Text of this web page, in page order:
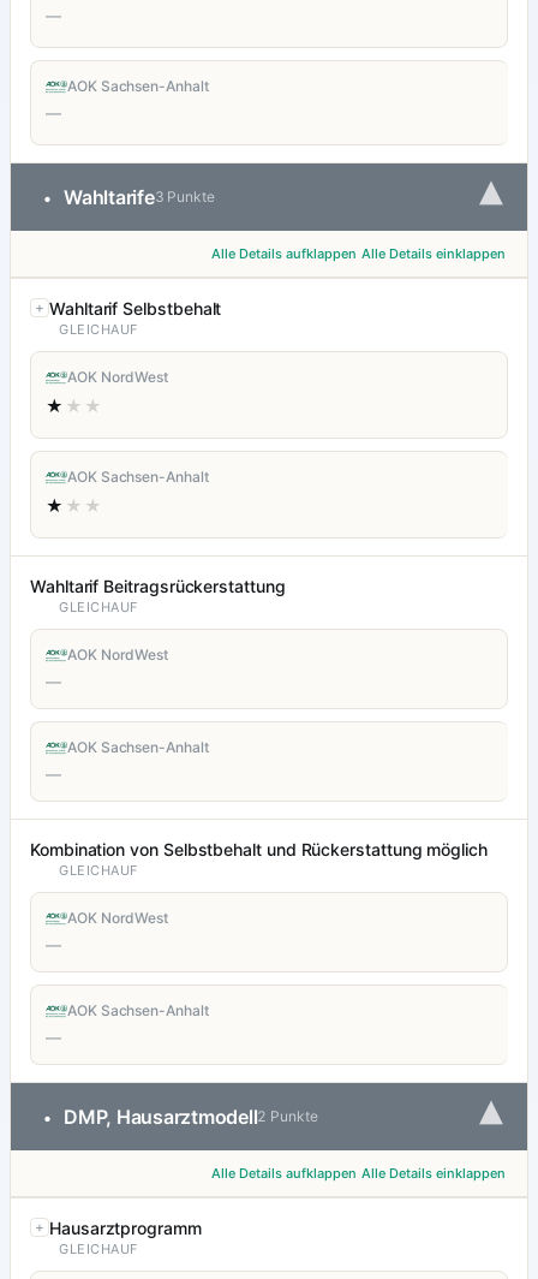
—
AOK Sachsen-Anhalt
—
• Wahltarife3 Punkte ▾
Alle Details aufklappen Alle Details einklappen
Wahltarif Selbstbehalt
GLEICHAUF
AOK NordWest
★ ★★
AOK Sachsen-Anhalt
★ ★★
Wahltarif Beitragsrückerstattung
GLEICHAUF
AOK NordWest
—
AOK Sachsen-Anhalt
—
Kombination von Selbstbehalt und Rückerstattung möglich
GLEICHAUF
AOK NordWest
—
AOK Sachsen-Anhalt
—
• DMP, Hausarztmodell2 Punkte ▾
Alle Details aufklappen Alle Details einklappen
Hausarztprogramm
GLEICHAUF